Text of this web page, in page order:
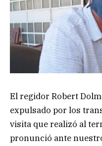
El regidor Robert
expulsado por los
visita que realizó al
pronunció ante